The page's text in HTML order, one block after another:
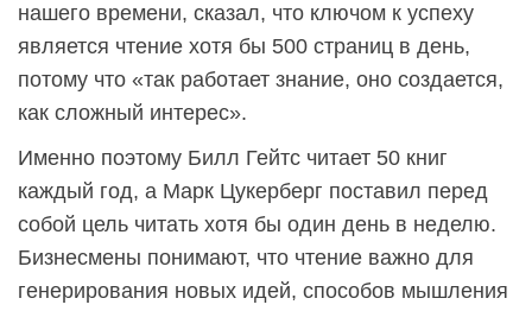
нашего времени, сказал, что ключом к успеху
является чтение хотя бы 500 страниц в день,
потому что «так работает знание, оно создается,
как сложный интерес».
Именно поэтому Билл Гейтс читает 50 книг
каждый год, а Марк Цукерберг поставил перед
собой цель читать хотя бы один день в неделю.
Бизнесмены понимают, что чтение важно для
генерирования новых идей, способов мышления